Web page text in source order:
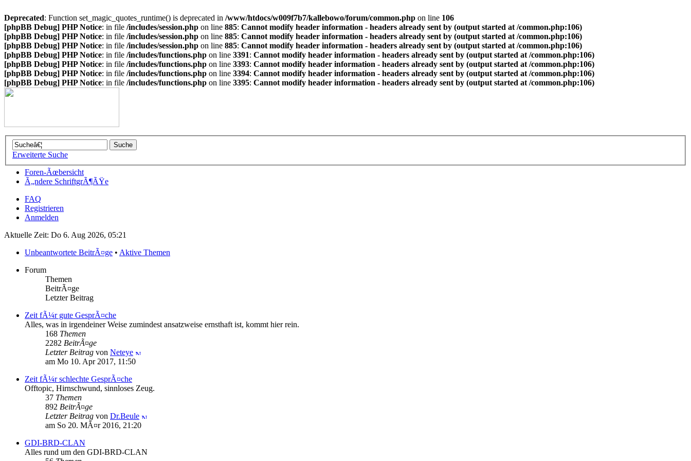
Deprecated: Function set_magic_quotes_runtime() is deprecated in /www/htdocs/w009f7b7/kallebowo/forum/common.php on line 106
[phpBB Debug] PHP Notice: in file /includes/session.php on line 885: Cannot modify header information - headers already sent by (output started at /common.php:106)
[phpBB Debug] PHP Notice: in file /includes/session.php on line 885: Cannot modify header information - headers already sent by (output started at /common.php:106)
[phpBB Debug] PHP Notice: in file /includes/session.php on line 885: Cannot modify header information - headers already sent by (output started at /common.php:106)
[phpBB Debug] PHP Notice: in file /includes/functions.php on line 3391: Cannot modify header information - headers already sent by (output started at /common.php:106)
[phpBB Debug] PHP Notice: in file /includes/functions.php on line 3393: Cannot modify header information - headers already sent by (output started at /common.php:106)
[phpBB Debug] PHP Notice: in file /includes/functions.php on line 3394: Cannot modify header information - headers already sent by (output started at /common.php:106)
[phpBB Debug] PHP Notice: in file /includes/functions.php on line 3395: Cannot modify header information - headers already sent by (output started at /common.php:106)
Erweiterte Suche
Foren-Ãœbersicht
Ã„ndere SchriftgrÃ¶ÃŸe
FAQ
Registrieren
Anmelden
Aktuelle Zeit: Do 6. Aug 2026, 05:21
Unbeantwortete BeitrÃ¤ge • Aktive Themen
Forum
Themen
BeitrÃ¤ge
Letzter Beitrag
Zeit fÃ¼r gute GesprÃ¤che
Alles, was in irgendeiner Weise zumindest ansatzweise ernsthaft ist, kommt hier rein.
168 Themen
2282 BeitrÃ¤ge
Letzter Beitrag von Neteye
am Mo 10. Apr 2017, 11:50
Zeit fÃ¼r schlechte GesprÃ¤che
Offtopic, Hirnschwund, sinnloses Zeug.
37 Themen
892 BeitrÃ¤ge
Letzter Beitrag von Dr.Beule
am So 20. MÃ¤r 2016, 21:20
GDI-BRD-CLAN
Alles rund um den GDI-BRD-CLAN